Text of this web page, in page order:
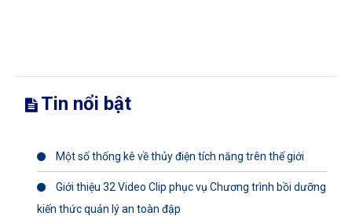
Tin nổi bật
Một số thống kê về thủy điện tích năng trên thế giới
Giới thiệu 32 Video Clip phục vụ Chương trình bồi dưỡng
kiến thức quản lý an toàn đập